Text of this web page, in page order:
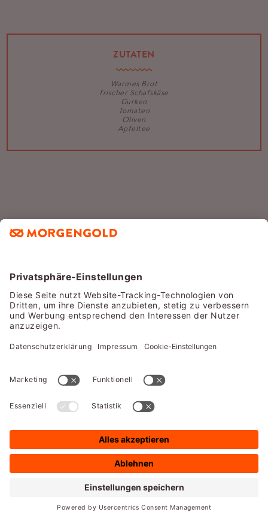
ZUTATEN
Warmes Brot
frischer Schafskäse
Gurken
Tomaten
Oliven
Apfeltee
morgengold.at(für Österreich).
Noch mehr inspirierende Frühstücksideen und leckere
Rezepte finden Sie übrigens auch auf unseren Social-
URLAUB IN DEUTSCHLAND: BESTER
MORGENGOLD
BROT-FANS AUFGEPASST: DREI NEUE,
AUSSERGEWÖHNLICHE FOODTRENDS